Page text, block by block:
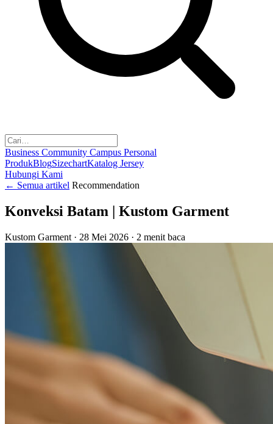
Business Community Campus Personal
ProdukBlogSizechartKatalog Jersey
Hubungi Kami
← Semua artikel Recommendation
Konveksi Batam | Kustom Garment
Kustom Garment · 28 Mei 2026 · 2 menit baca